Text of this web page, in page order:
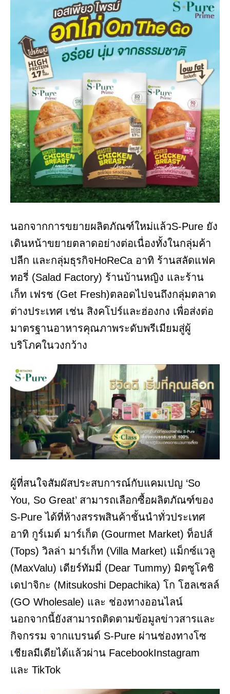
นอกจากการขยายผลิตภัณฑ์ใหม่แล้วS-Pure ยัง
เดินหน้าขยายตลาดอย่างต่อเนื่องทั้งในกลุ่มค้า
ปลีก และกลุ่มธุรกิจHoReCa อาทิ ร้านสลัดแฟค
ทอรี่ (Salad Factory) ร้านบ้านหญิง และร้าน
เก็ท เฟรช (Get Fresh)ตลอดไปจนถึงกลุ่มตลาด
ต่างประเทศ เช่น สิงคโปร์และฮ่องกง เพื่อส่งต่อ
มาตรฐานอาหารคุณภาพระดับพรีเมียมสู่ผู้
บริโภคในวงกว้าง
ผู้ที่สนใจสัมผัสประสบการณ์กับแคมเปญ ‘So
You, So Great’ สามารถเลือกซื้อผลิตภัณฑ์ของ
S-Pure ได้ที่ห้างสรรพสินค้าชั้นนำทั่วประเทศ
อาทิ กูร์เมต์ มาร์เก็ต (Gourmet Market) ท็อปส์
(Tops) วิลล่า มาร์เก็ท (Villa Market) แม็กซ์แวลู
(MaxValu) เดียร์ทัมมี่ (Dear Tummy) มิตซูโคชิ
เดปาจิกะ (Mitsukoshi Depachika) โก โฮลเซลล์
(GO Wholesale) และ ช่องทางออนไลน์
นอกจากนี้ยังสามารถติดตามข้อมูลข่าวสารและ
กิจกรรม จากแบรนด์ S-Pure ผ่านช่องทางโซ
เชียลมีเดียได้แล้วผ่าน FacebookInstagram
และ TikTok